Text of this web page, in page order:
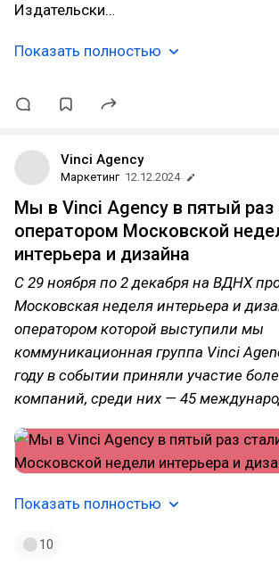
Издательски…
Показать полностью
Vinci Agency
Маркетинг 12.12.2024
Мы в Vinci Agency в пятый раз
оператором Московской
интерьера и дизайна
С 29 ноября по 2 декабря на ВДНХ
Московская неделя интерьера и
оператором которой выступили мы
коммуникационная группа Vinci
году в событии приняли участие
компаний, среди них — 45
Показать полностью
10